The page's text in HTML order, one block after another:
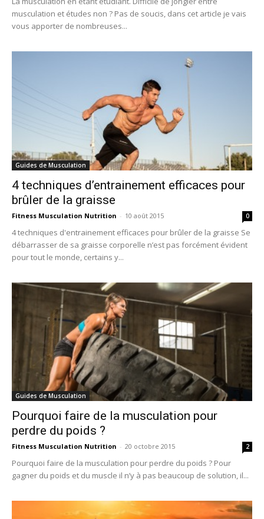
musculation et études non ? Pas de soucis, dans cet article je vais
vous apporter de nombreuses...
Guides de Musculation
4 techniques d’entrainement efficaces pour
brûler de la graisse
Fitness Musculation Nutrition - 10 août 2015 0
4 techniques d'entrainement efficaces pour brûler de la graisse Se
débarrasser de sa graisse corporelle n’est pas forcément évident
pour tout le monde, certains y...
Guides de Musculation
Pourquoi faire de la musculation pour
perdre du poids ?
Fitness Musculation Nutrition - 20 octobre 2015 2
Pourquoi faire de la musculation pour perdre du poids ? Pour
gagner du poids et du muscle il n’y à pas beaucoup de solution, il...